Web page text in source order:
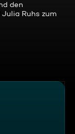
den
Ruhs zum